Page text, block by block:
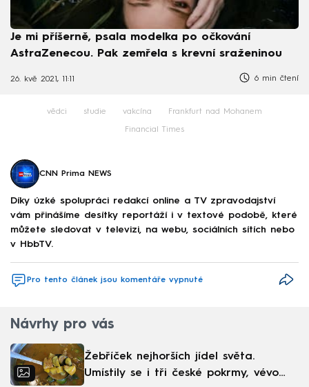
Je mi příšerně, psala modelka po očkování
AstraZenecou. Pak zemřela s krevní sraženinou
26. kvě 2021, 11:11 6 min čtení
vědci studie vakcína Frankfurt nad Mohanem
Financial Times
CNN Prima NEWS
Díky úzké spolupráci redakcí online a TV zpravodajství
vám přinášíme desítky reportáží i v textové podobě, které
můžete sledovat v televizi, na webu, sociálních sítích nebo
v HbbTV.
Pro tento článek jsou komentáře vypnuté
Návrhy pro vás
Žebříček nejhorších jídel světa.
Umístily se i tři české pokrmy, vévodí